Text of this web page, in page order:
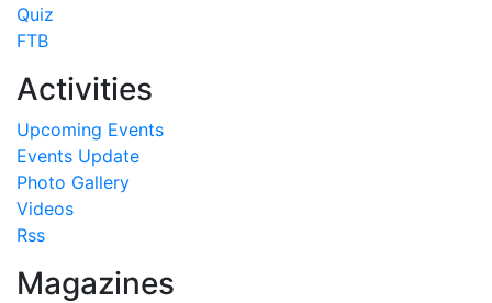
Quiz
FTB
Activities
Upcoming Events
Events Update
Photo Gallery
Videos
Rss
Magazines